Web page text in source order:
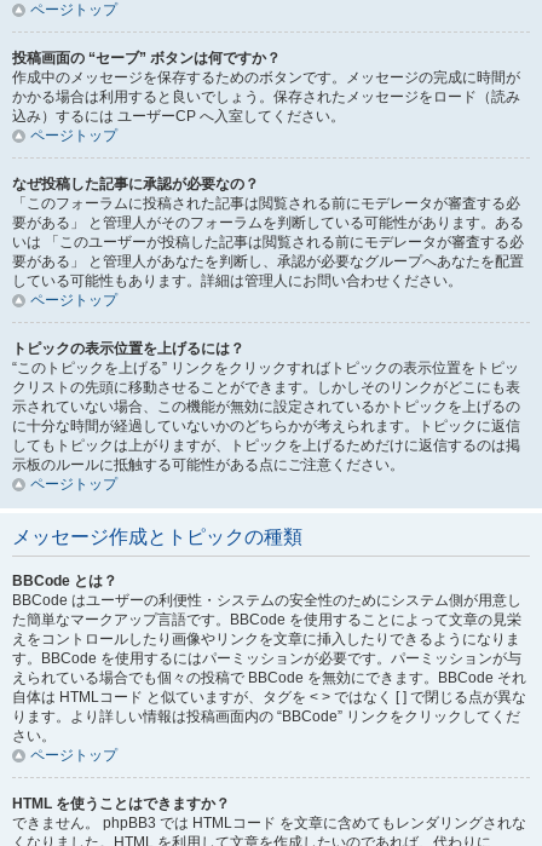
ページトップ
投稿画面の “セーブ” ボタンは何ですか？
作成中のメッセージを保存するためのボタンです。メッセージの完成に時間が
かかる場合は利用すると良いでしょう。保存されたメッセージをロード（読み
込み）するには ユーザーCP へ入室してください。
ページトップ
なぜ投稿した記事に承認が必要なの？
「このフォーラムに投稿された記事は閲覧される前にモデレータが審査する必
要がある」 と管理人がそのフォーラムを判断している可能性があります。ある
いは 「このユーザーが投稿した記事は閲覧される前にモデレータが審査する必
要がある」 と管理人があなたを判断し、承認が必要なグループへあなたを配置
している可能性もあります。詳細は管理人にお問い合わせください。
ページトップ
トピックの表示位置を上げるには？
“このトピックを上げる” リンクをクリックすればトピックの表示位置をトピッ
クリストの先頭に移動させることができます。しかしそのリンクがどこにも表
示されていない場合、この機能が無効に設定されているかトピックを上げるの
に十分な時間が経過していないかのどちらかが考えられます。トピックに返信
してもトピックは上がりますが、トピックを上げるためだけに返信するのは掲
示板のルールに抵触する可能性がある点にご注意ください。
ページトップ
メッセージ作成とトピックの種類
BBCode とは？
BBCode はユーザーの利便性・システムの安全性のためにシステム側が用意し
た簡単なマークアップ言語です。BBCode を使用することによって文章の見栄
えをコントロールしたり画像やリンクを文章に挿入したりできるようになりま
す。BBCode を使用するにはパーミッションが必要です。パーミッションが与
えられている場合でも個々の投稿で BBCode を無効にできます。BBCode それ
自体は HTMLコード と似ていますが、タグを < > ではなく [ ] で閉じる点が異な
ります。より詳しい情報は投稿画面内の “BBCode” リンクをクリックしてくだ
さい。
ページトップ
HTML を使うことはできますか？
できません。 phpBB3 では HTMLコード を文章に含めてもレンダリングされな
くなりました。HTML を利用して文章を作成したいのであれば、代わりに